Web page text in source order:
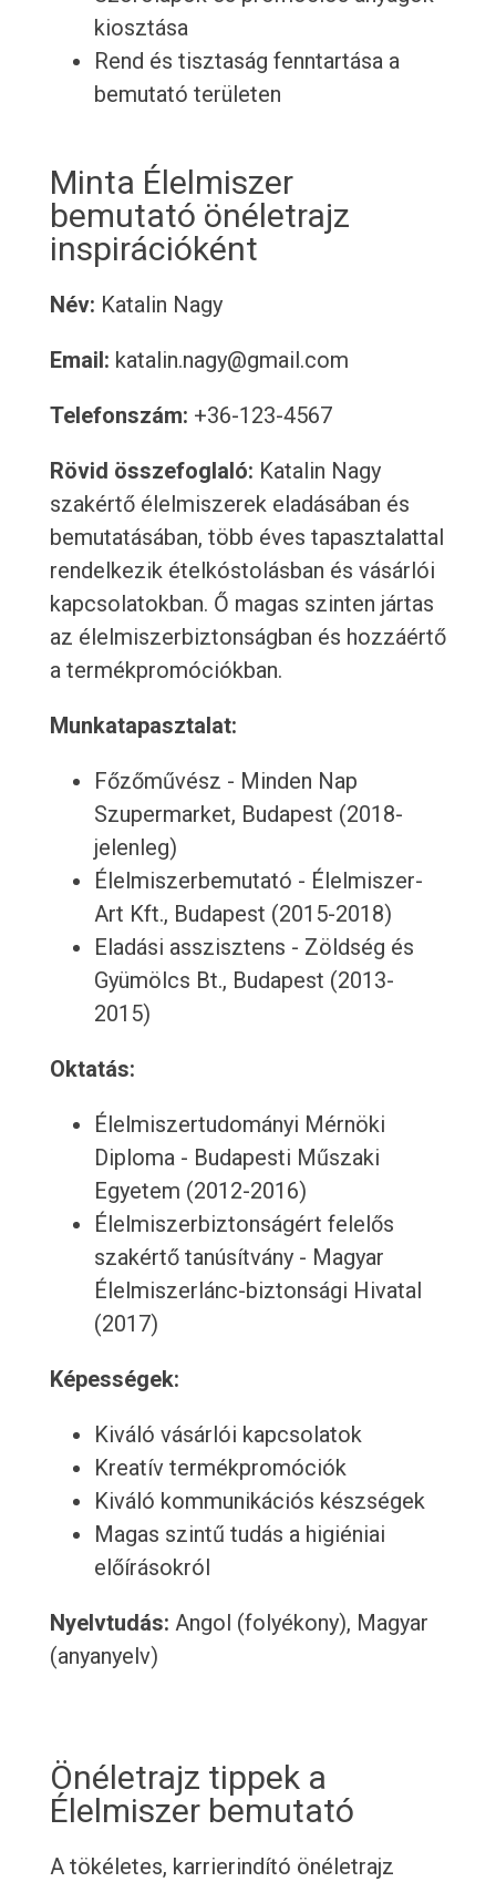
kiosztása
Rend és tisztaság fenntartása a
bemutató területen
Minta Élelmiszer
bemutató önéletrajz
inspirációként
Név: Katalin Nagy
Email: katalin.nagy@gmail.com
Telefonszám: +36-123-4567
Rövid összefoglaló: Katalin Nagy
szakértő élelmiszerek eladásában és
bemutatásában, több éves tapasztalattal
rendelkezik ételkóstolásban és vásárlói
kapcsolatokban. Ő magas szinten jártas
az élelmiszerbiztonságban és hozzáértő
a termékpromóciókban.
Munkatapasztalat:
Főzőművész - Minden Nap
Szupermarket, Budapest (2018-
jelenleg)
Élelmiszerbemutató - Élelmiszer-
Art Kft., Budapest (2015-2018)
Eladási asszisztens - Zöldség és
Gyümölcs Bt., Budapest (2013-
2015)
Oktatás:
Élelmiszertudományi Mérnöki
Diploma - Budapesti Műszaki
Egyetem (2012-2016)
Élelmiszerbiztonságért felelős
szakértő tanúsítvány - Magyar
Élelmiszerlánc-biztonsági Hivatal
(2017)
Képességek:
Kiváló vásárlói kapcsolatok
Kreatív termékpromóciók
Kiváló kommunikációs készségek
Magas szintű tudás a higiéniai
előírásokról
Nyelvtudás: Angol (folyékony), Magyar
(anyanyelv)
Önéletrajz tippek a
Élelmiszer bemutató
A tökéletes, karrierindító önéletrajz